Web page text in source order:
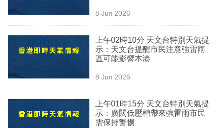
生
時
欄
8 Jun 2026
上午02時10分 天文台特別天氣提
示：天文台提醒市民注意強雷雨
區可能影響本港
8 Jun 2026
上午01時15分 天文台特別天氣提
示：廣闊低壓槽帶來強雷雨市民
需保持警惕